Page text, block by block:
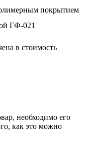
покрытием
ГФ-021
в стоимость
необходимо его
как это можно